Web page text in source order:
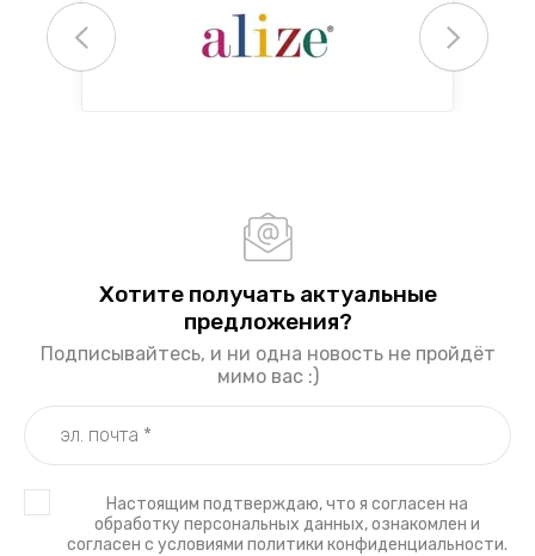
Хотите получать актуальные
предложения?
Подписывайтесь, и ни одна новость не пройдёт
мимо вас :)
Настоящим подтверждаю, что я согласен на
обработку персональных данных, ознакомлен и
согласен с условиями политики конфиденциальности.